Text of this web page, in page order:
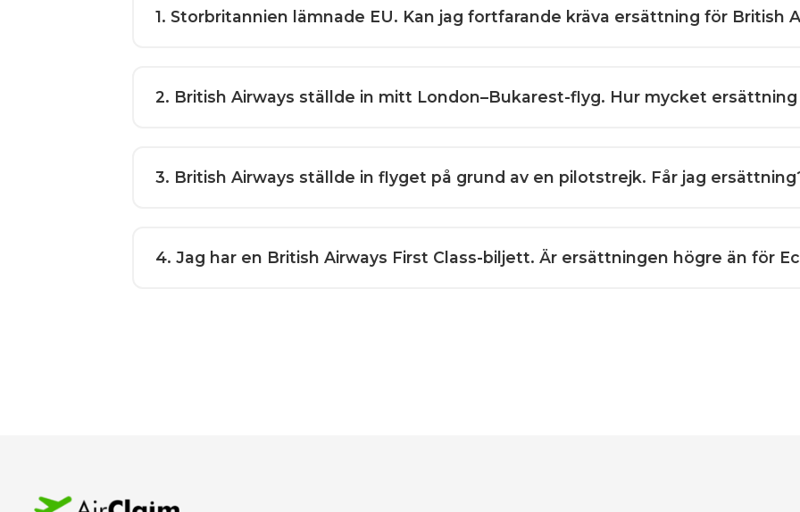
1. Storbritannien lämnade EU. Kan jag fortfarande kräva ersättning för British
2. British Airways ställde in mitt London–Bukarest-flyg. Hur mycket ersättning
3. British Airways ställde in flyget på grund av en pilotstrejk. Får jag
4. Jag har en British Airways First Class-biljett. Är ersättningen högre än för